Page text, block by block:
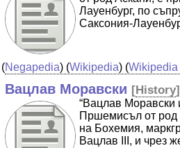
Лауенбург, по
Саксония-
(Negapedia) (Wikipedia) (Wikipedia
Вацлав Моравски [History]
“Вацлав Моравски
Пршемисъл от
на Бохемия,
Вацлав III, и чрез